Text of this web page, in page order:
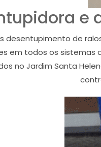
e
desentupimento de
em todos os sistemas
no Jardim Santa